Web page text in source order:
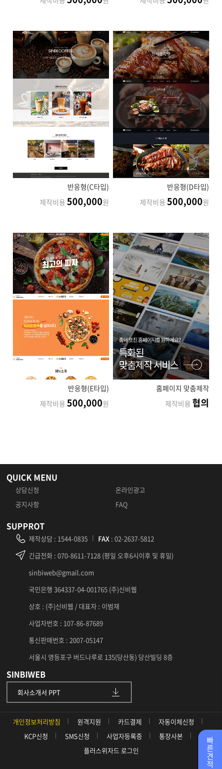
반응형(C타입)
제작비용500,000원
반응형(D타입)
제작비용 500,000원
반응형(E타입)
제작비용500,000원
홈페이지 맞춤제작
제작비용 협의
빠
른
견
적
QUICK MENU
상담신청
온라인광고
공지사항
FAQ
SUPPROT
제작상담 : 1544-0835 FAX : 02-2637-5812
긴급전화 : 070-8611-7128 (평일 오후6시이후 및 휴일)
sinbiweb@gmail.com
국민은행 364337-04-001765 (주)신비웹
상호 : (주)신비웹 / 대표자 : 이범재
사업자번호 : 107-86-87689
통신판매번호 : 2007-05147
서울시 영등포구 버드나루로 135(당산동) 당산빌딩 8층
SINBIWEB
회사소개서 PPT
개인정보처리방침 원격지원 카드결제
자동이체신청
KCP신청
SMS신청 사업자등록증
통장사본
플러스위자드 로그인